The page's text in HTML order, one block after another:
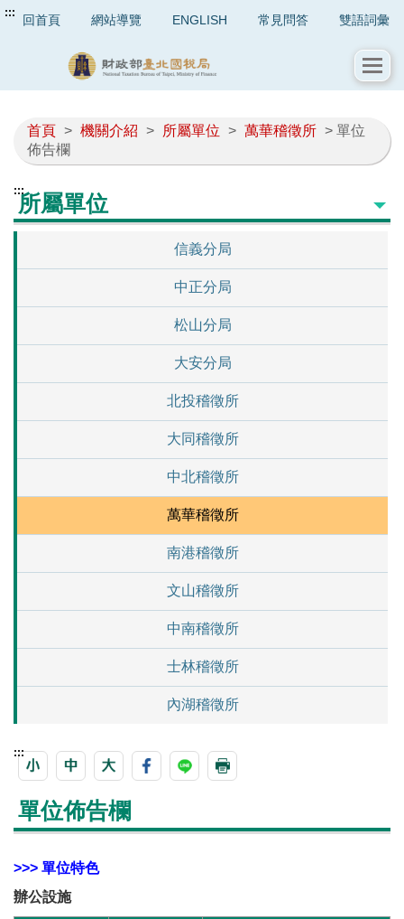
::: 回首頁 網站導覽 ENGLISH 常見問答 雙語詞彙
首頁 > 機關介紹 > 所屬單位 > 萬華稽徵所 > 單位
佈告欄
:::所屬單位
信義分局
中正分局
松山分局
大安分局
北投稽徵所
大同稽徵所
中北稽徵所
萬華稽徵所
南港稽徵所
文山稽徵所
中南稽徵所
士林稽徵所
內湖稽徵所
:::
單位佈告欄
>>> 單位特色
辦公設施